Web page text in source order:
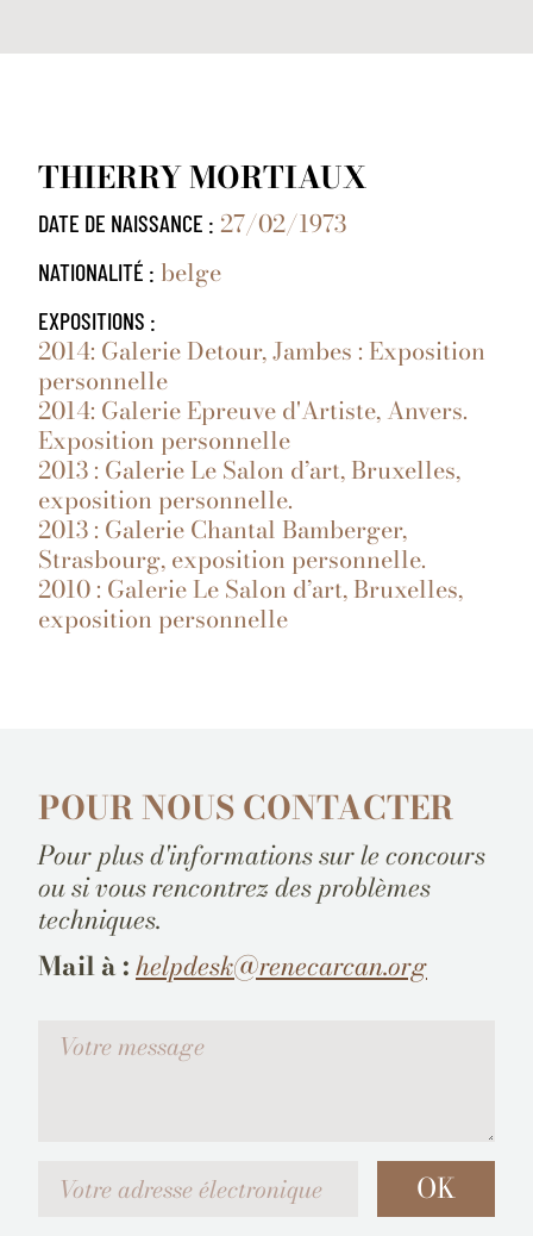
THIERRY MORTIAUX
DATE DE NAISSANCE : 27/02/1973
NATIONALITÉ : belge
EXPOSITIONS :
2014: Galerie Detour, Jambes : Exposition
personnelle
2014: Galerie Epreuve d'Artiste, Anvers.
Exposition personnelle
2013 : Galerie Le Salon d’art, Bruxelles,
exposition personnelle.
2013 : Galerie Chantal Bamberger,
Strasbourg, exposition personnelle.
2010 : Galerie Le Salon d’art, Bruxelles,
exposition personnelle
POUR NOUS CONTACTER
Pour plus d'informations sur le concours
ou si vous rencontrez des problèmes
techniques.
Mail à :helpdesk@renecarcan.org
Votre message
OK